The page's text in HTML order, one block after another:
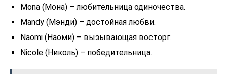
Mona (Мона) – любительница одиночества.
Mandy (Мэнди) – достойная любви.
Naomi (Наоми) – вызывающая восторг.
Nicole (Николь) – победительница.